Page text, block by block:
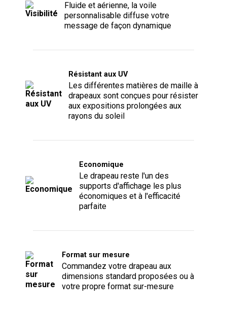
Fluide et aérienne, la voile
personnalisable diffuse votre
message de façon dynamique
Résistant aux UV
Les différentes matières de maille à
drapeaux sont conçues pour résister
aux expositions prolongées aux
rayons du soleil
Economique
Le drapeau reste l'un des
supports d'affichage les plus
économiques et à l'efficacité
parfaite
Format sur mesure
Commandez votre drapeau aux
dimensions standard proposées ou à
votre propre format sur-mesure